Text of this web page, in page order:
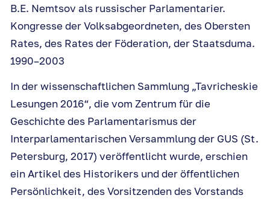
B.E. Nemtsov als russischer Parlamentarier.
Kongresse der Volksabgeordneten, des Obersten
Rates, des Rates der Föderation, der Staatsduma.
1990–2003
In der wissenschaftlichen Sammlung „Tavricheskie
Lesungen 2016“, die vom Zentrum für die
Geschichte des Parlamentarismus der
Interparlamentarischen Versammlung der GUS (St.
Petersburg, 2017) veröffentlicht wurde, erschien
ein Artikel des Historikers und der öffentlichen
Persönlichkeit, des Vorsitzenden des Vorstands